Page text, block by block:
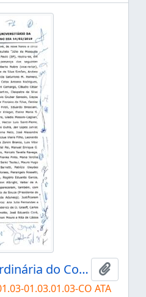
Ata da 251ª sessão ordinária do Conselho Universitário da Unesp de 14/02/2019
Add to
01.03.01.03-CO ATA